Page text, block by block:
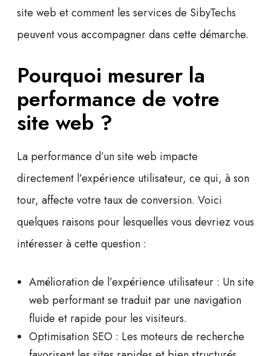
site web et comment les services de SibyTechs
peuvent vous accompagner dans cette démarche.
Pourquoi mesurer la
performance de votre
site web ?
La performance d’un site web impacte
directement l’expérience utilisateur, ce qui, à son
tour, affecte votre taux de conversion. Voici
quelques raisons pour lesquelles vous devriez vous
intéresser à cette question :
Amélioration de l’expérience utilisateur : Un site
web performant se traduit par une navigation
fluide et rapide pour les visiteurs.
Optimisation SEO : Les moteurs de recherche